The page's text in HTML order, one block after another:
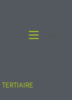
TERTIAIRE